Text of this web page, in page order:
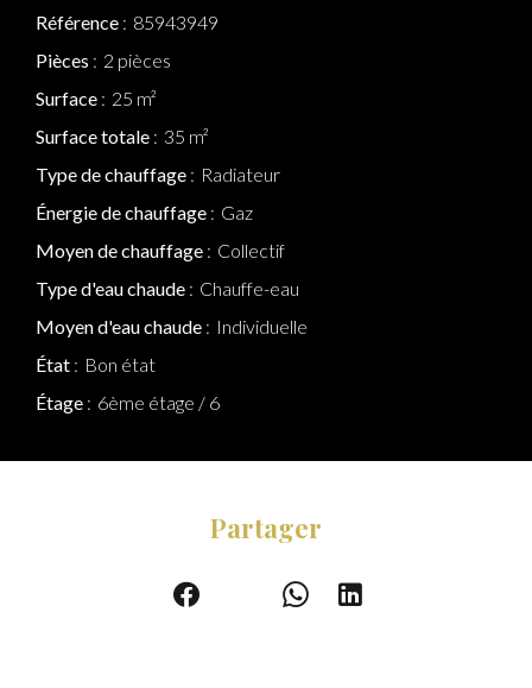
Référence
85943949
Pièces
2 pièces
Surface
25 m²
Surface totale
35 m²
Type de chauffage
Radiateur
Énergie de chauffage
Gaz
Moyen de chauffage
Collectif
Type d'eau chaude
Chauffe-eau
Moyen d'eau chaude
Individuelle
État
Bon état
Étage
6ème étage / 6
Partager